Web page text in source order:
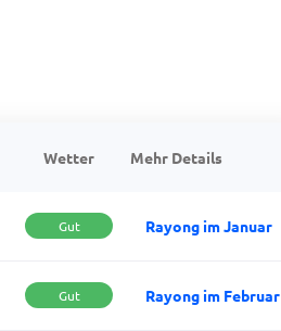
Wetter Mehr Details
Gut Rayong im Januar
Gut Rayong im Februar